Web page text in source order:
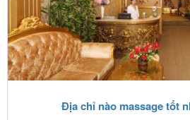
Địa chỉ nào massage tốt